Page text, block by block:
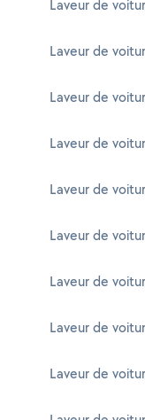
Laveur de
Laveur de
Laveur de
Laveur de
Laveur de
Laveur de
Laveur de
Laveur de
Laveur de